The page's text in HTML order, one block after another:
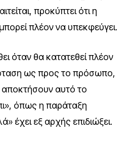
προκύπτει ότι η
πλέον να υπεκφεύγει.
όταν θα κατατεθεί πλέον
ως προς το πρόσωπο,
αυτό το
όπως η παράταξη
έχει εξ αρχής επιδιώξει.